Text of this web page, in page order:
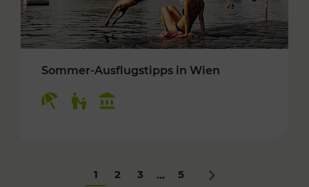
Sommer-Ausflugstipps in Wien
1 2 3 ... 5 Nächstes